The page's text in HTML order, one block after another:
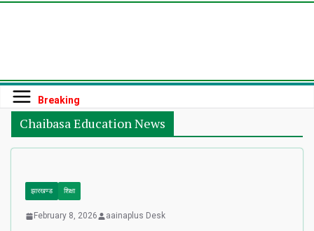
Breaking
Chaibasa Education News
झारखण्ड शिक्षा
February 8, 2026 aainaplus Desk